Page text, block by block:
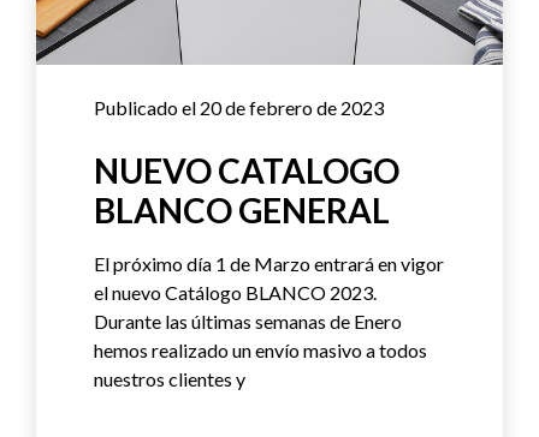
Publicado el 20 de febrero de 2023
NUEVO CATALOGO
BLANCO GENERAL
El próximo día 1 de Marzo entrará en vigor
el nuevo Catálogo BLANCO 2023.
Durante las últimas semanas de Enero
hemos realizado un envío masivo a todos
nuestros clientes y